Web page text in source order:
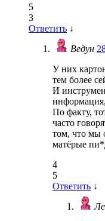
5
3
Ответить ↓
Ведун
У них
тем более
И
По факту,
часто
том, что мы
матёрые
4
5
Ответить ↓